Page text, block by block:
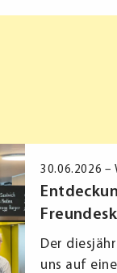
30.06.2026 –
Der
uns auf